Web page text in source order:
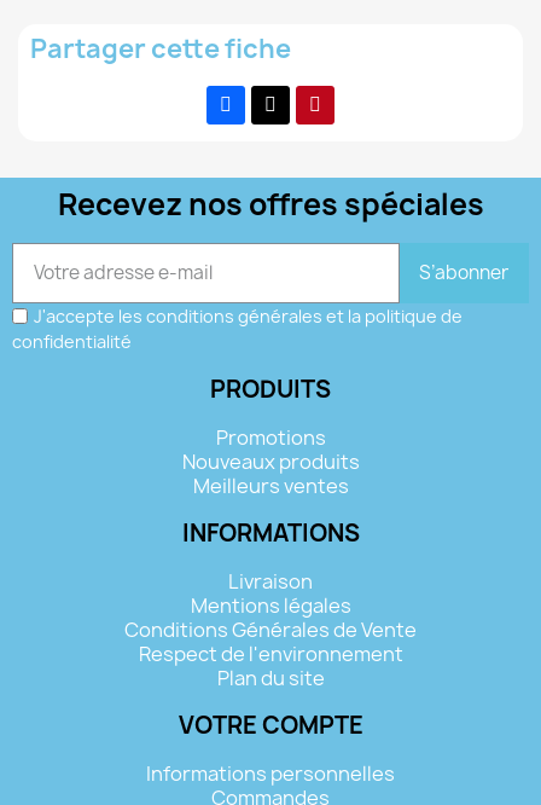
Partager cette fiche
Recevez nos offres spéciales
S’abonner
J'accepte les conditions générales et la politique de
confidentialité
PRODUITS
Promotions
Nouveaux produits
Meilleurs ventes
INFORMATIONS
Livraison
Mentions légales
Conditions Générales de Vente
Respect de l'environnement
Plan du site
VOTRE COMPTE
Informations personnelles
Commandes